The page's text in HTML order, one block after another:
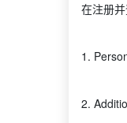
在注册
1.
2.